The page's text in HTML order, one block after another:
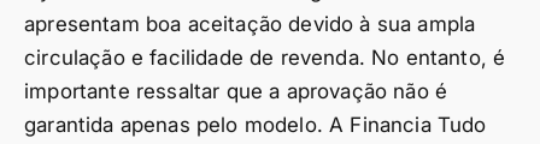
apresentam boa aceitação devido à sua ampla
circulação e facilidade de revenda. No entanto, é
importante ressaltar que a aprovação não é
garantida apenas pelo modelo. A Financia Tudo